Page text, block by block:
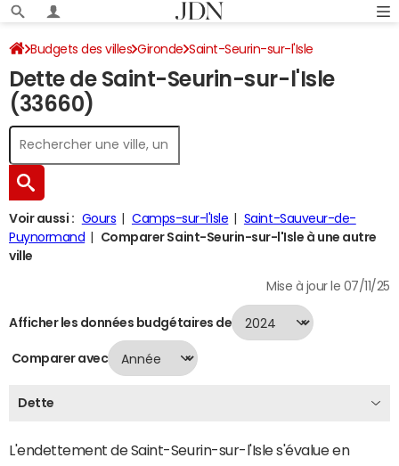
Budgets des villes Gironde Saint-Seurin-sur-l'Isle
Dette au 31/12/2024
Dette de Saint-Seurin-sur-l'Isle
(33660)
Voir aussi : Gours Camps-sur-l'Isle
Saint-Sauveur-de-
Puynormand
Comparer Saint-Seurin-sur-l'Isle à une autre
ville
Mise à jour le 07/11/25
Afficher les données budgétaires de
Comparer avec
Dette
L'endettement de Saint-Seurin-sur-l'Isle s'évalue en